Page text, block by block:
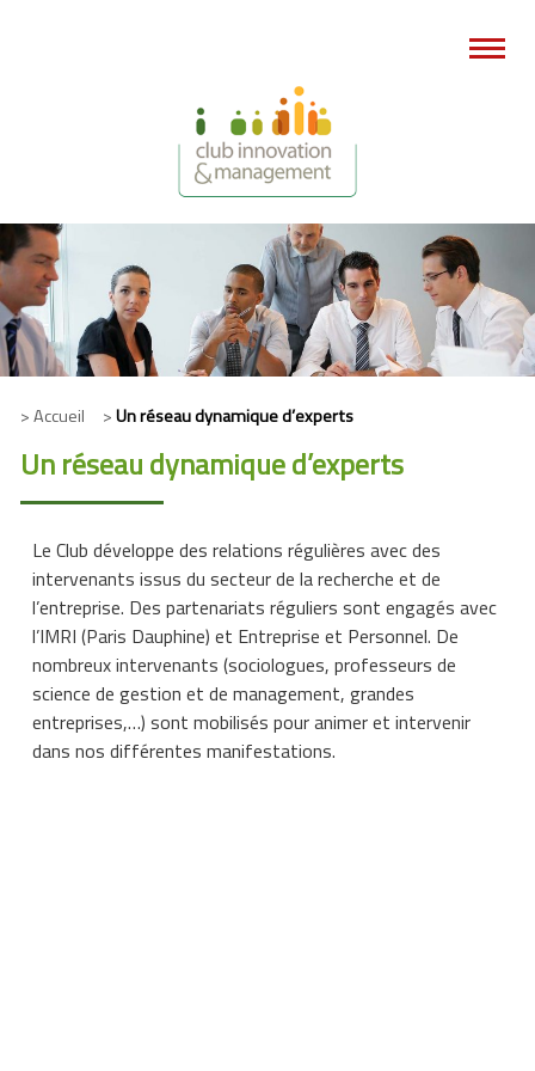
> Accueil >Un réseau dynamique d’experts
Un réseau dynamique d’experts
Le Club développe des relations régulières avec des
intervenants issus du secteur de la recherche et de
l’entreprise. Des partenariats réguliers sont engagés avec
l’IMRI (Paris Dauphine) et Entreprise et Personnel. De
nombreux intervenants (sociologues, professeurs de
science de gestion et de management, grandes
entreprises,…) sont mobilisés pour animer et intervenir
dans nos différentes manifestations.